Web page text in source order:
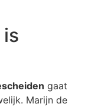
gaat
Marijn de